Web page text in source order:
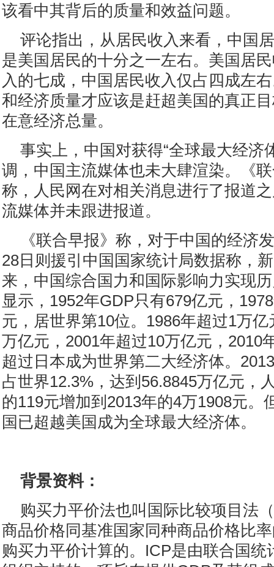
该看中其背后的质量和效益问题。
评论指出，从居民收入来看，中国
是美国居民的十分之一左右。美国居
入的七成，中国居民收入仅占四成左
和经济质量才应该是赶超美国的真正
在意经济总量。
事实上，中国对获得“全球最大经济
调，中国主流媒体也未大肆渲染。《
称，人民网在对相关消息进行了报道
流媒体并未跟进报道。
《联合早报》称，对于中国的经济
28日则援引中国国家统计局数据称，
来，中国综合国力和国际影响力实现
显示，1952年GDP只有679亿元，
元，居世界第10位。1986年超过1万
万亿元，2001年超过10万亿元，2010
超过日本成为世界第二大经济体。
占世界12.3%，达到56.8845万亿元，
的119元增加到2013年的4万1908元。
国已超越美国成为全球最大经济体。
背景资料：
购买力平价法也叫国际比较项目法
商品价格同基准国家同种商品价格比
购买力平价计算的。ICP是由联合国统